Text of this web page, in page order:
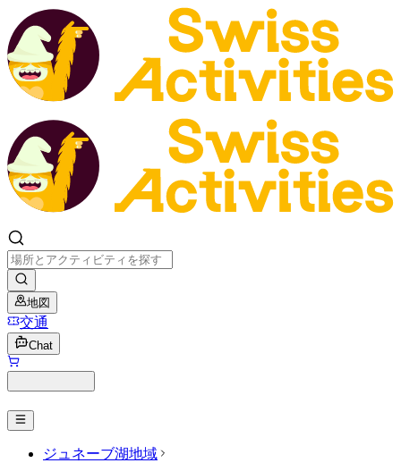
地図
交通
Chat
ジュネーブ湖地域